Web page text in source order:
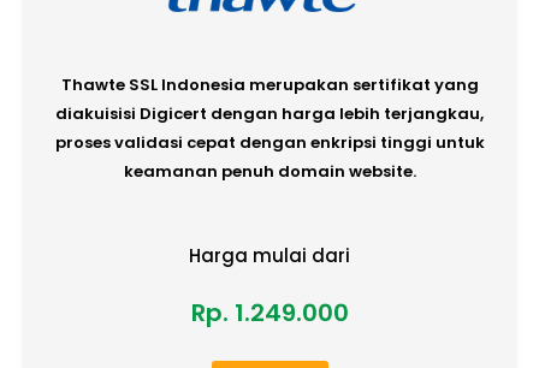
Thawte SSL Indonesia merupakan sertifikat yang
diakuisisi Digicert dengan harga lebih terjangkau,
proses validasi cepat dengan enkripsi tinggi untuk
keamanan penuh domain website.
Harga mulai dari
Rp. 1.249.000